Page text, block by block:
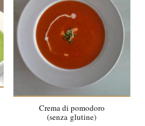
Crema di pomodoro
(senza glutine)